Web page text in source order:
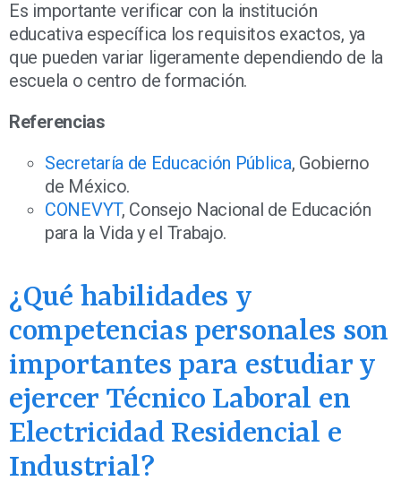
Es importante verificar con la institución
educativa específica los requisitos exactos, ya
que pueden variar ligeramente dependiendo de la
escuela o centro de formación.
Referencias
Secretaría de Educación Pública, Gobierno
de México.
CONEVYT, Consejo Nacional de Educación
para la Vida y el Trabajo.
¿Qué habilidades y
competencias personales son
importantes para estudiar y
ejercer Técnico Laboral en
Electricidad Residencial e
Industrial?